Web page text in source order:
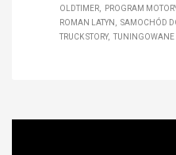
OLDTIMER
PROGRAM
ROMAN LATYN
SAMOCHÓD
TRUCK STORY
TUNINGOWANE